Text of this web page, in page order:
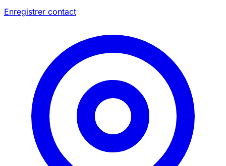
Enregistrer contact